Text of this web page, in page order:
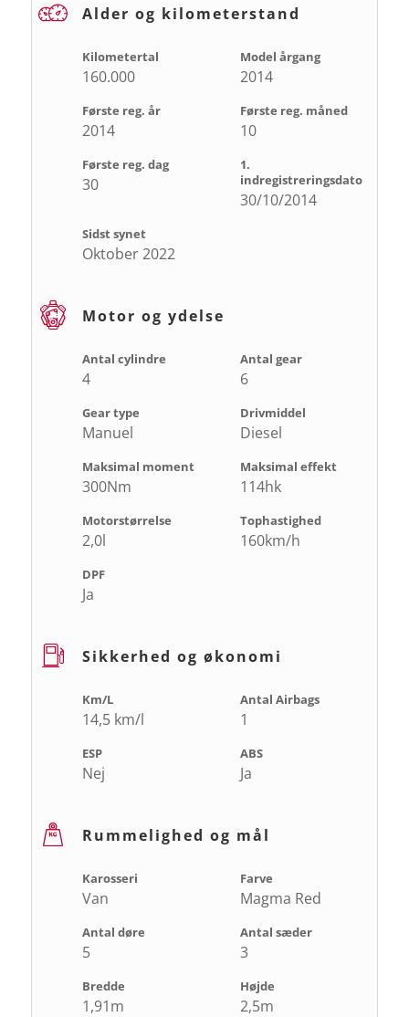
Alder og kilometerstand
Kilometertal
160.000
Model årgang
2014
Første reg. år
2014
Første reg. måned
10
Første reg. dag
30
1.
indregistreringsdato
30/10/2014
Sidst synet
Oktober 2022
Motor og ydelse
Antal cylindre
4
Antal gear
6
Gear type
Manuel
Drivmiddel
Diesel
Maksimal moment
300Nm
Maksimal effekt
114hk
Motorstørrelse
2,0l
Tophastighed
160km/h
DPF
Ja
Sikkerhed og økonomi
Km/L
14,5 km/l
Antal Airbags
1
ESP
Nej
ABS
Ja
Rummelighed og mål
Karosseri
Van
Farve
Magma Red
Antal døre
5
Antal sæder
3
Bredde
1,91m
Højde
2,5m